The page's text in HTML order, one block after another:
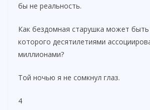
бы не реальность.
Как бездомная старушка может
которого десятилетиями
миллионами?
Той ночью я не сомкнул глаз.
4